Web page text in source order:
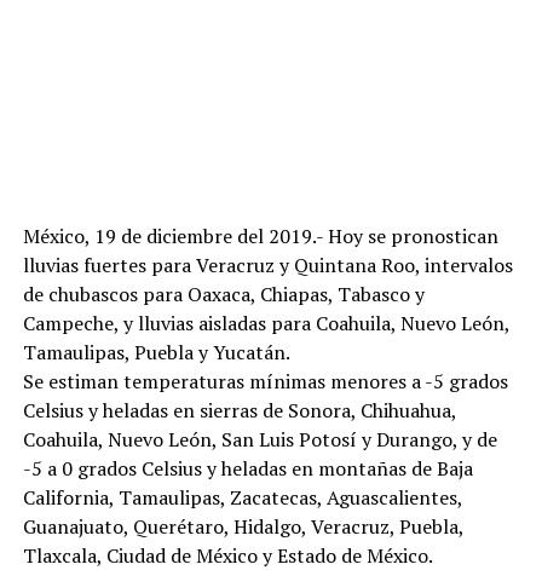
México, 19 de diciembre del 2019.- Hoy se pronostican
lluvias fuertes para Veracruz y Quintana Roo, intervalos
de chubascos para Oaxaca, Chiapas, Tabasco y
Campeche, y lluvias aisladas para Coahuila, Nuevo León,
Tamaulipas, Puebla y Yucatán.
Se estiman temperaturas mínimas menores a -5 grados
Celsius y heladas en sierras de Sonora, Chihuahua,
Coahuila, Nuevo León, San Luis Potosí y Durango, y de
-5 a 0 grados Celsius y heladas en montañas de Baja
California, Tamaulipas, Zacatecas, Aguascalientes,
Guanajuato, Querétaro, Hidalgo, Veracruz, Puebla,
Tlaxcala, Ciudad de México y Estado de México.